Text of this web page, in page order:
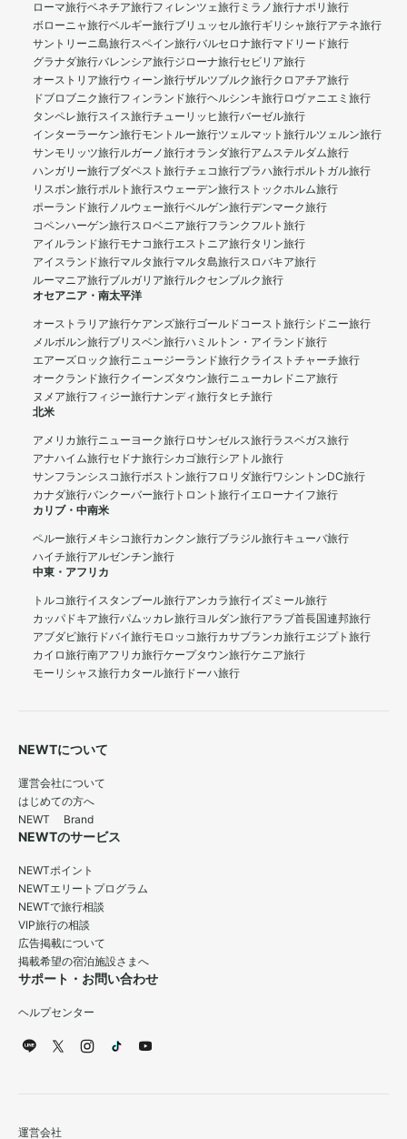
ローマ旅行ベネチア旅行フィレンツェ旅行 ミラノ旅行ナポリ旅行
ボローニャ旅行ベルギー旅行ブリュッセル旅行ギリシャ旅行アテネ旅行
サントリーニ島旅行スペイン旅行バルセロナ旅行マドリード旅行
グラナダ旅行バレンシア旅行ジローナ旅行セビリア旅行
オーストリア旅行ウィーン旅行ザルツブルク旅行クロアチア旅行
ドブロブニク旅行フィンランド旅行ヘルシンキ旅行ロヴァニエミ旅行
タンペレ旅行スイス旅行チューリッヒ旅行バーゼル旅行
インターラーケン旅行モントルー旅行ツェルマット旅行ルツェルン旅行
サンモリッツ旅行ルガーノ旅行オランダ旅行アムステルダム旅行
ハンガリー旅行ブダペスト旅行チェコ旅行プラハ旅行ポルトガル旅行
リスボン旅行ポルト旅行スウェーデン旅行ストックホルム旅行
ポーランド旅行ノルウェー旅行ベルゲン旅行デンマーク旅行
コペンハーゲン旅行スロベニア旅行フランクフルト旅行
アイルランド旅行モナコ旅行エストニア旅行タリン旅行
アイスランド旅行マルタ旅行マルタ島旅行スロバキア旅行
ルーマニア旅行ブルガリア旅行ルクセンブルク旅行
オセアニア・南太平洋
オーストラリア旅行ケアンズ旅行ゴールドコースト旅行シドニー旅行
メルボルン旅行ブリスベン旅行ハミルトン・アイランド旅行
エアーズロック旅行ニュージーランド旅行クライストチャーチ旅行
オークランド旅行クイーンズタウン旅行ニューカレドニア旅行
ヌメア旅行フィジー旅行ナンディ旅行タヒチ旅行
北米
アメリカ旅行ニューヨーク旅行ロサンゼルス旅行ラスベガス旅行
アナハイム旅行セドナ旅行シカゴ旅行シアトル旅行
サンフランシスコ旅行ボストン旅行フロリダ旅行ワシントンDC旅行
カナダ旅行バンクーバー旅行 トロント旅行イエローナイフ旅行
カリブ・中南米
ペルー旅行メキシコ旅行カンクン旅行ブラジル旅行キューバ旅行
ハイチ旅行アルゼンチン旅行
中東・アフリカ
トルコ旅行イスタンブール旅行アンカラ旅行イズミール旅行
カッパドキア旅行パムッカレ旅行ヨルダン旅行アラブ首長国連邦旅行
アブダビ旅行 ドバイ旅行モロッコ旅行カサブランカ旅行エジプト旅行
カイロ旅行南アフリカ旅行ケープタウン旅行ケニア旅行
モーリシャス旅行カタール旅行 ドーハ旅行
NEWTについて
運営会社について
はじめての方へ
NEWT Brand
NEWTのサービス
NEWTポイント
NEWTエリートプログラム
NEWTで旅行相談
VIP旅行の相談
広告掲載について
掲載希望の宿泊施設さまへ
サポート・お問い合わせ
ヘルプセンター
運営会社